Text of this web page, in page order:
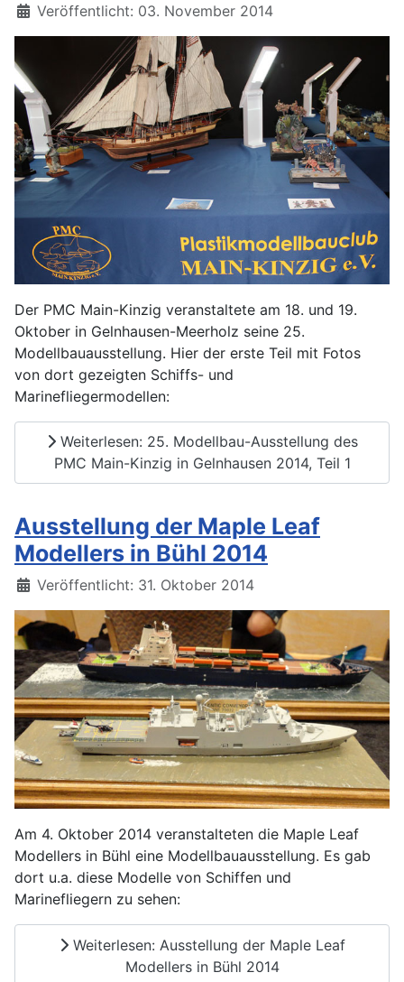
Details
Veröffentlicht: 03. November 2014
Der PMC Main-Kinzig veranstaltete am 18. und 19.
Oktober in Gelnhausen-Meerholz seine 25.
Modellbauausstellung. Hier der erste Teil mit Fotos
von dort gezeigten Schiffs- und
Marinefliegermodellen:
Weiterlesen: 25. Modellbau-Ausstellung des
PMC Main-Kinzig in Gelnhausen 2014, Teil 1
Ausstellung der Maple Leaf
Modellers in Bühl 2014
Details
Veröffentlicht: 31. Oktober 2014
Am 4. Oktober 2014 veranstalteten die Maple Leaf
Modellers in Bühl eine Modellbauausstellung. Es gab
dort u.a. diese Modelle von Schiffen und
Marinefliegern zu sehen:
Weiterlesen: Ausstellung der Maple Leaf
Modellers in Bühl 2014